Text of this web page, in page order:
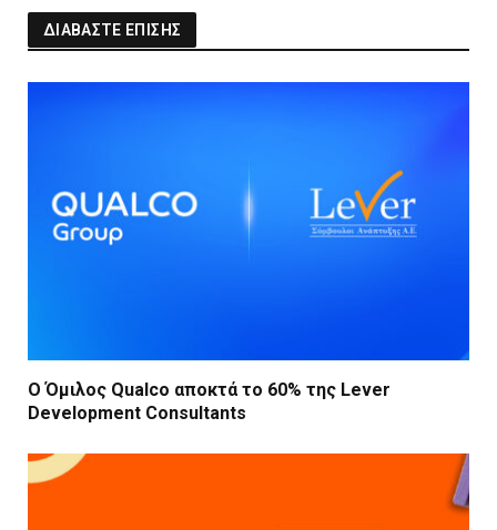
ΔΙΑΒΑΣΤΕ ΕΠΙΣΗΣ
Ο Όμιλος Qualco αποκτά το 60% της Lever
Development Consultants